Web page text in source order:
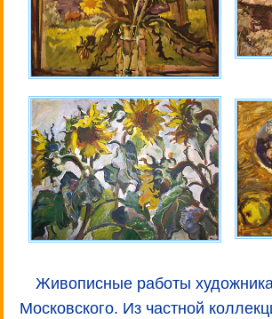
Живописные работы
Московского. Из частной